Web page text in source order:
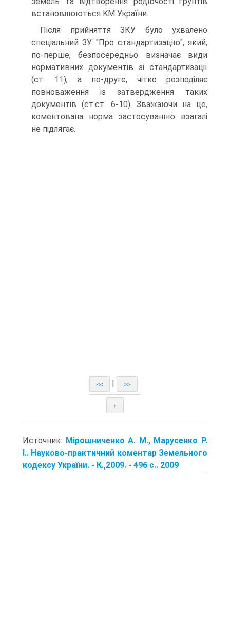
встановлюються KM України.
Після прийняття ЗКУ було ухвалено
спеціальний ЗУ "Про стандартизацію", який,
по-перше, безпосередньо визначає види
нормативних документів зі стандартизації
(ст. 11), а по-друге, чітко розподіляє
повноваження із затвердження таких
документів (ст.ст. 6-10). Зважаючи на це,
коментована норма застосуванню взагалі
не підлягає.
<< >>
↑
Источник: Мірошниченко А. М., Марусенко Р.
І.. Науково-практичний коментар Земельного
кодексу України. - К.,2009. - 496 с.. 2009